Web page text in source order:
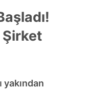
Şirket
yakından